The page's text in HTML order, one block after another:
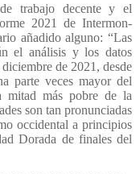
trabajo decente y el
2021 de Intermon-
añadido alguno: “Las
el análisis y los datos
de 2021, desde
parte veces mayor del
mitad más pobre de la
son tan pronunciadas
occidental a principios
Dorada de finales del